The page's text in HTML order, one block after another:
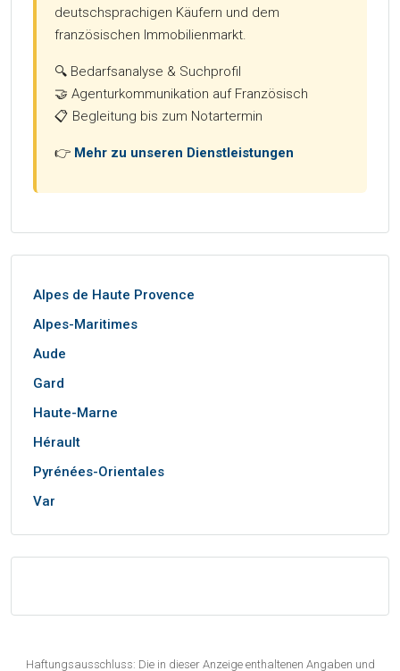
deutschsprachigen Käufern und dem
französischen Immobilienmarkt.
🔍 Bedarfsanalyse & Suchprofil
🤝 Agenturkommunikation auf Französisch
📋 Begleitung bis zum Notartermin
👉 Mehr zu unseren Dienstleistungen
Alpes de Haute Provence
Alpes-Maritimes
Aude
Gard
Haute-Marne
Hérault
Pyrénées-Orientales
Var
Haftungsausschluss: Die in dieser Anzeige enthaltenen Angaben und